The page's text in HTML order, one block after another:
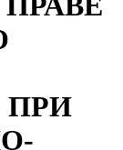
ПРИ